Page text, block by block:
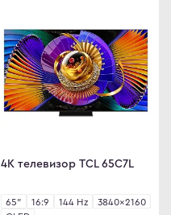
4K телевизор TCL 65C7L
65" 16:9 144 Hz
3840×2160